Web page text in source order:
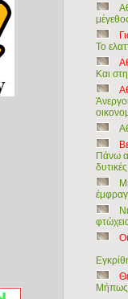
Το
Και
Πάνω
Μήπως